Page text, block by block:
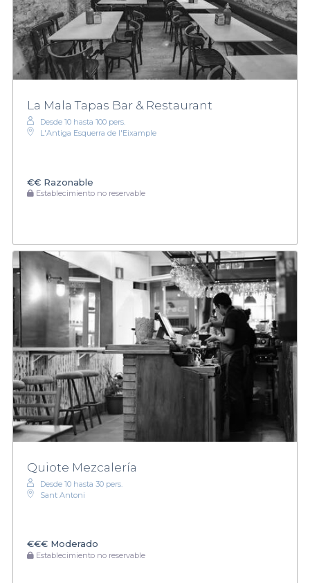
La Mala Tapas Bar & Restaurant
Desde 10 hasta 100 pers.
L'Antiga Esquerra de l'Eixample
€€ Razonable
Establecimiento no reservable
Quiote Mezcalería
Desde 10 hasta 30 pers.
Sant Antoni
€€€ Moderado
Establecimiento no reservable